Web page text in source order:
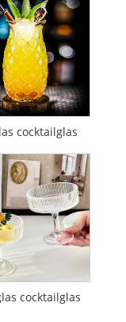
cocktailglas
cocktailglas